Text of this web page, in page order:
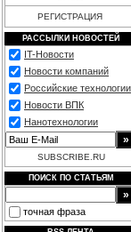
РЕГИСТРАЦИЯ
РАССЫЛКИ НОВОСТЕЙ
IT-Новости
Новости компаний
Российские технологии
Новости ВПК
Нанотехнологии
SUBSCRIBE.RU
ПОИСК ПО СТАТЬЯМ
точная фраза